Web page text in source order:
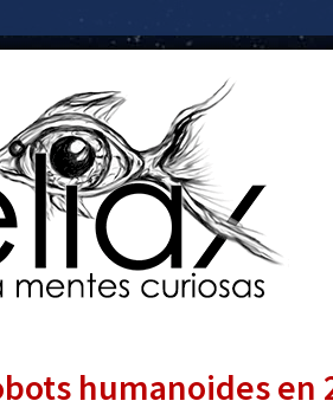
humanoides en